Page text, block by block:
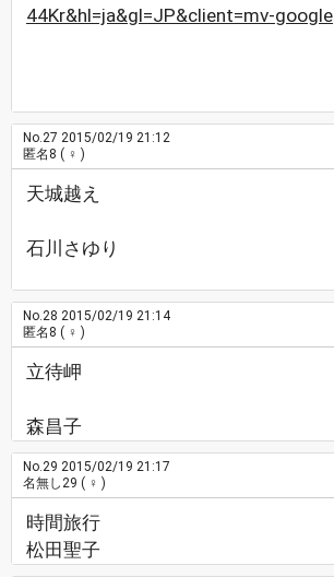
44Kr&hl=ja&gl=JP&client=mv-google
No.27 2015/02/19 21:12
匿名8 ( ♀ )
天城越え
石川さゆり
No.28 2015/02/19 21:14
匿名8 ( ♀ )
立待岬
森昌子
No.29 2015/02/19 21:17
名無し29 ( ♀ )
時間旅行
松田聖子